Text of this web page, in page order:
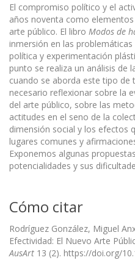
El compromiso político y el
años noventa como
arte público. El libro Modos de
inmersión en las
política y experimentación
punto se realiza un análisis de
cuando se aborda este tipo de
necesario reflexionar sobre la
del arte público, sobre las
actitudes en el seno de la
dimensión social y los efectos
lugares comunes y
Exponemos algunas
potencialidades y sus
Cómo citar
Rodríguez González, Miguel
Efectividad: El Nuevo Arte
AusArt 13 (2). https://doi.org/